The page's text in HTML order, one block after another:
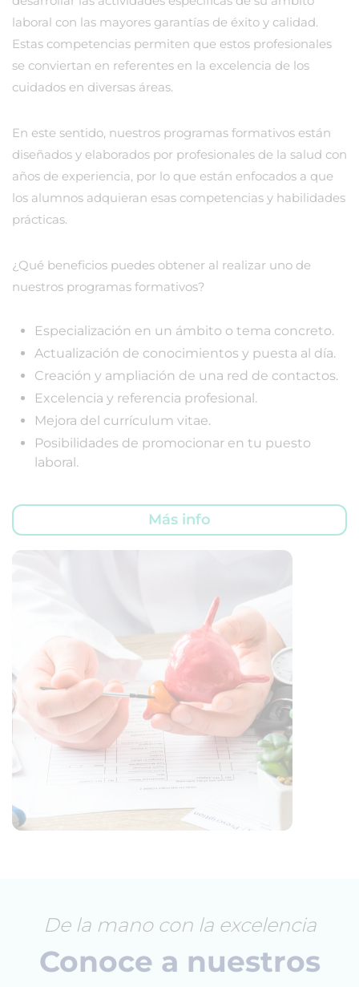
laboral con las mayores garantías de éxito y calidad.
Estas competencias permiten que estos profesionales
se conviertan en referentes en la excelencia de los
cuidados en diversas áreas.
En este sentido, nuestros programas formativos están
diseñados y elaborados por profesionales de la salud con
años de experiencia, por lo que están enfocados a que
los alumnos adquieran esas competencias y habilidades
prácticas.
¿Qué beneficios puedes obtener al realizar uno de
nuestros programas formativos?
Especialización en un ámbito o tema concreto.
Actualización de conocimientos y puesta al día.
Creación y ampliación de una red de contactos.
Excelencia y referencia profesional.
Mejora del currículum vitae.
Posibilidades de promocionar en tu puesto
laboral.
Más info
De la mano con la excelencia
Conoce a nuestros